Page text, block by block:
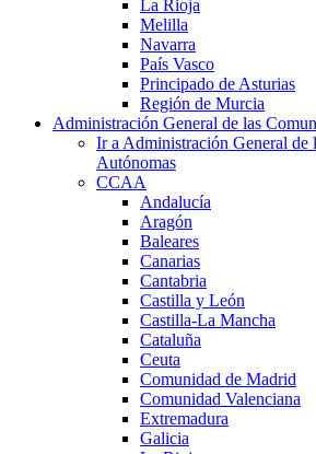
La Rioja
Melilla
Navarra
País Vasco
Principado de Asturias
Región de Murcia
Administración General de las
Ir a Administración General de
Autónomas
CCAA
Andalucía
Aragón
Baleares
Canarias
Cantabria
Castilla y León
Castilla-La Mancha
Cataluña
Ceuta
Comunidad de Madrid
Comunidad Valenciana
Extremadura
Galicia